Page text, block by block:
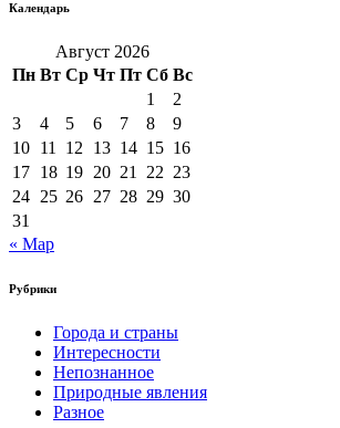
Календарь
Август 2026
Пн Вт Ср Чт Пт Сб Вс
1
2
3
4 5 6 7 8
9
10 11 12 13 14 15 16
17 18 19 20 21 22 23
24 25 26 27 28 29 30
31
« Мар
Рубрики
Города и страны
Интересности
Непознанное
Природные явления
Разное